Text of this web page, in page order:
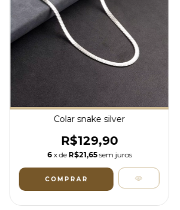
Colar snake silver
R$129,90
6 x de R$21,65 sem juros